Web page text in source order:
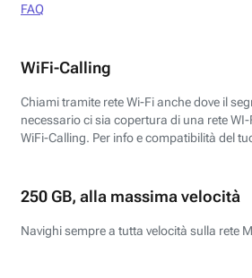
FAQ
WiFi-Calling
Chiami tramite rete Wi-Fi anche dove il
necessario ci sia copertura di una rete
WiFi-Calling. Per info e compatibilità del
250 GB, alla massima velocità
Navighi sempre a tutta velocità sulla rete